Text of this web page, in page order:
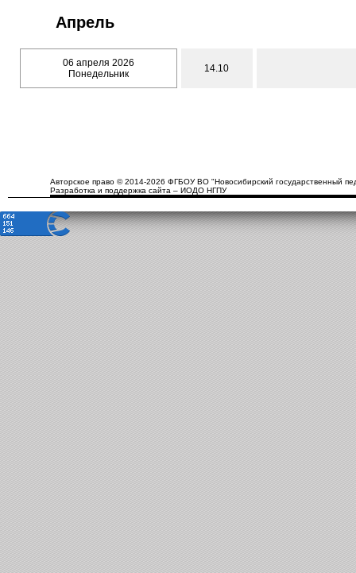
Апрель
06 апреля 2026
Понедельник
14.10
Авторское право © 2014-2026 ФГБОУ ВО "Новосибирский государственный
Разработка и поддержка сайта – ИОДО НГПУ